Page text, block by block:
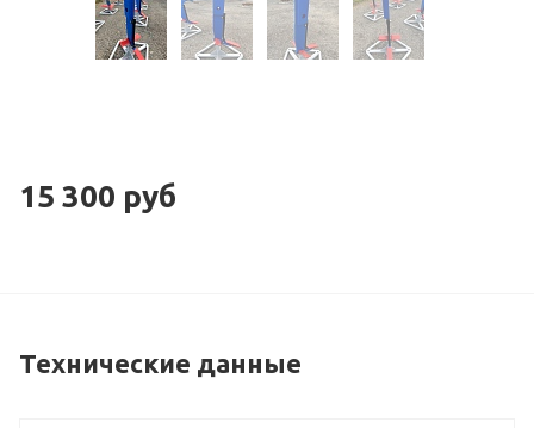
15 300 руб
Технические данные